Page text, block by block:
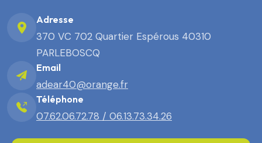
Adresse
370 VC 702 Quartier Espérous 40310
PARLEBOSCQ
Email
adear40@orange.fr
Téléphone
07.62.06.72.78 / 06.13.73.34.26